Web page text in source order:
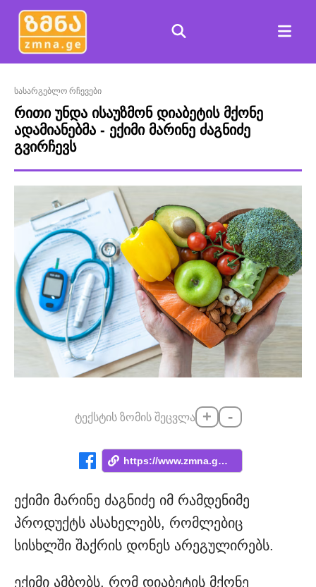
სასარგებლო რჩევები
რითი უნდა ისაუზმონ დიაბეტის მქონე
ადამიანებმა - ექიმი მარინე ძაგნიძე
გვირჩევს
ტექსტის ზომის შეცვლა + -
https://www.zmna.ge/news/rogori-unda-iyo...
ექიმი მარინე ძაგნიძე იმ რამდენიმე
პროდუქტს ასახელებს, რომლებიც
სისხლში შაქრის დონეს არეგულირებს.
ექიმი ამბობს, რომ დიაბეტის მქონე